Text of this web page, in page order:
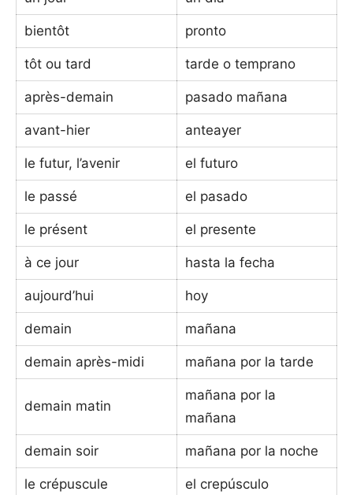
bientôt pronto
tôt ou tard tarde o temprano
après-demain pasado mañana
avant-hier anteayer
le futur, l’avenir el futuro
le passé el pasado
le présent el presente
à ce jour hasta la fecha
aujourd’hui hoy
demain mañana
demain après-midi mañana por la tarde
demain matin
mañana por la
mañana
demain soir mañana por la noche
le crépuscule el crepúsculo